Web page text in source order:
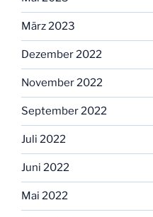
März 2023
Dezember 2022
November 2022
September 2022
Juli 2022
Juni 2022
Mai 2022